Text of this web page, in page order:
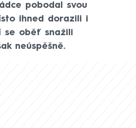
pobodal svou
ihned dorazili i
se oběť snažili
neúspěšně.